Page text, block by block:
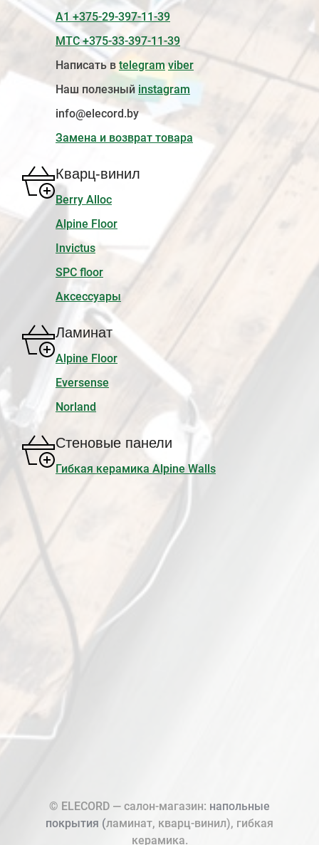
А1 +375-29-397-11-39
МТС +375-33-397-11-39
Написать в telegram viber
Наш полезный instagram
info@elecord.by
Замена и возврат товара
Кварц-винил
Berry Alloc
Alpine Floor
Invictus
SPC floor
Аксессуары
Ламинат
Alpine Floor
Eversense
Norland
Стеновые панели
Гибкая керамика Alpine Walls
© ELECORD — салон-магазин: напольные
покрытия (ламинат, кварц-винил), гибкая
керамика.